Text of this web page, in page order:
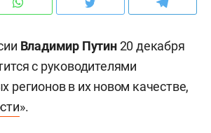
Владимир Путин20 декабря
с руководителями
регионов в их новом качестве,
».